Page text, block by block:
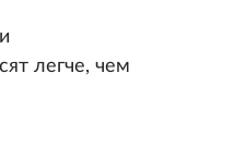
легче, чем